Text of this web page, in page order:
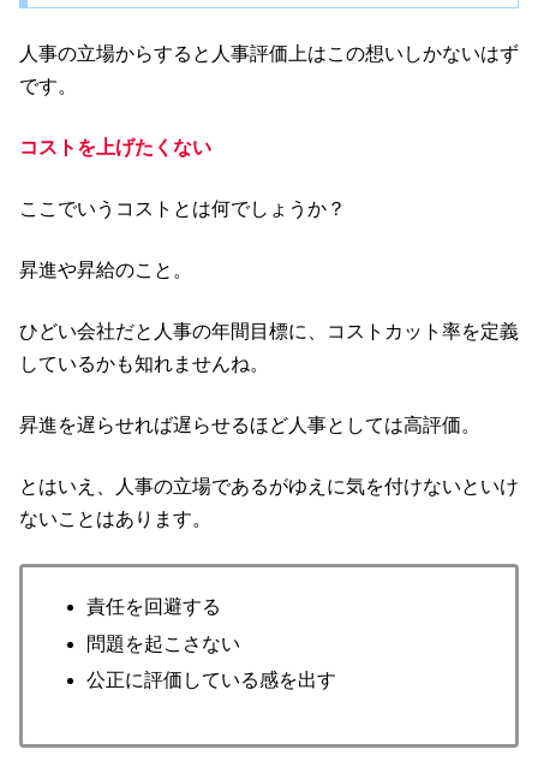
人事の立場からすると人事評価上はこの想いしかないはず
です。
コストを上げたくない
ここでいうコストとは何でしょうか？
昇進や昇給のこと。
ひどい会社だと人事の年間目標に、コストカット率を定義
しているかも知れませんね。
昇進を遅らせれば遅らせるほど人事としては高評価。
とはいえ、人事の立場であるがゆえに気を付けないといけ
ないことはあります。
責任を回避する
問題を起こさない
公正に評価している感を出す